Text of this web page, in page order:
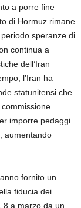
a porre fine
di Hormuz rimane
speranze di
continua a
dell’Iran
l’Iran ha
statunitensi che
imporre pedaggi
aumentando
fornito un
fiducia dei
a marzo da un